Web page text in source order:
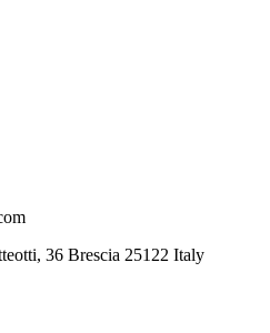
36 Brescia 25122 Italy